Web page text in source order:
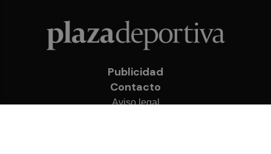
Publicidad
Contacto
Aviso legal